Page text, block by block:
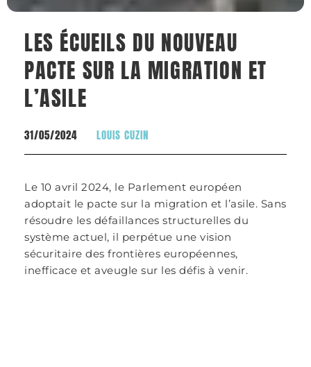
LES ÉCUEILS DU NOUVEAU
PACTE SUR LA MIGRATION ET
L’ASILE
31/05/2024 LOUIS CUZIN
Le 10 avril 2024, le Parlement européen
adoptait le pacte sur la migration et l’asile. Sans
résoudre les défaillances structurelles du
système actuel, il perpétue une vision
sécuritaire des frontières européennes,
inefficace et aveugle sur les défis à venir.